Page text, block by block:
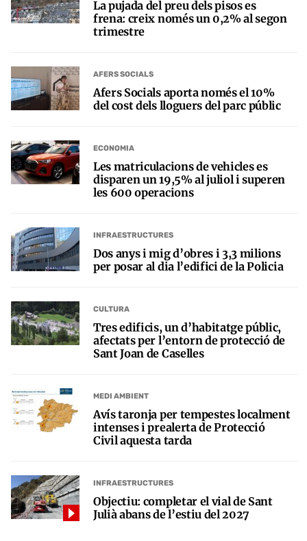
La pujada del preu dels pisos es
frena: creix només un 0,2% al segon
trimestre
AFERS SOCIALS
Afers Socials aporta només el 10%
del cost dels lloguers del parc públic
ECONOMIA
Les matriculacions de vehicles es
disparen un 19,5% al juliol i superen
les 600 operacions
INFRAESTRUCTURES
Dos anys i mig d’obres i 3,3 milions
per posar al dia l’edifici de la Policia
CULTURA
Tres edificis, un d’habitatge públic,
afectats per l’entorn de protecció de
Sant Joan de Caselles
MEDI AMBIENT
Avís taronja per tempestes localment
intenses i prealerta de Protecció
Civil aquesta tarda
INFRAESTRUCTURES
Objectiu: completar el vial de Sant
Julià abans de l’estiu del 2027